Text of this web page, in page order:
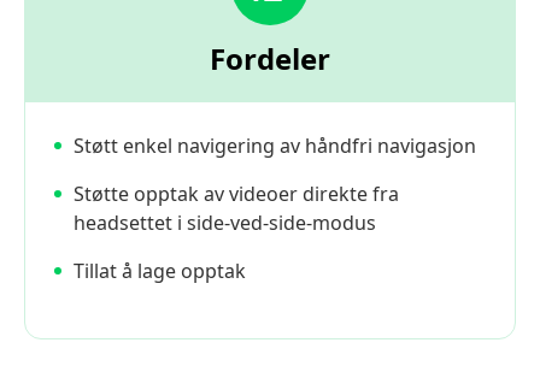
Fordeler
Støtt enkel navigering av håndfri navigasjon
Støtte opptak av videoer direkte fra
headsettet i side-ved-side-modus
Tillat å lage opptak